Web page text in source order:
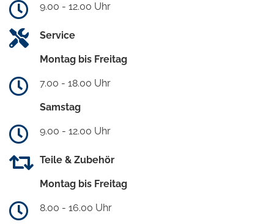
9.00 - 12.00 Uhr
Service
Montag bis Freitag
7.00 - 18.00 Uhr
Samstag
9.00 - 12.00 Uhr
Teile & Zubehör
Montag bis Freitag
8.00 - 16.00 Uhr